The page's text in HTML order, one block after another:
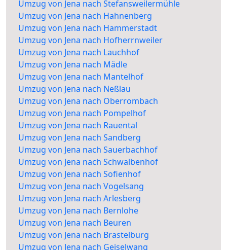
Umzug von Jena nach Stefansweilermühle
Umzug von Jena nach Hahnenberg
Umzug von Jena nach Hammerstadt
Umzug von Jena nach Hofherrnweiler
Umzug von Jena nach Lauchhof
Umzug von Jena nach Mädle
Umzug von Jena nach Mantelhof
Umzug von Jena nach Neßlau
Umzug von Jena nach Oberrombach
Umzug von Jena nach Pompelhof
Umzug von Jena nach Rauental
Umzug von Jena nach Sandberg
Umzug von Jena nach Sauerbachhof
Umzug von Jena nach Schwalbenhof
Umzug von Jena nach Sofienhof
Umzug von Jena nach Vogelsang
Umzug von Jena nach Arlesberg
Umzug von Jena nach Bernlohe
Umzug von Jena nach Beuren
Umzug von Jena nach Brastelburg
Umzug von Jena nach Geiselwang